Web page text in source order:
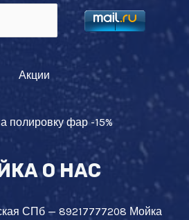
Акции
полировку фар -15%
О НАС
СПб — 89217777208 Мойка